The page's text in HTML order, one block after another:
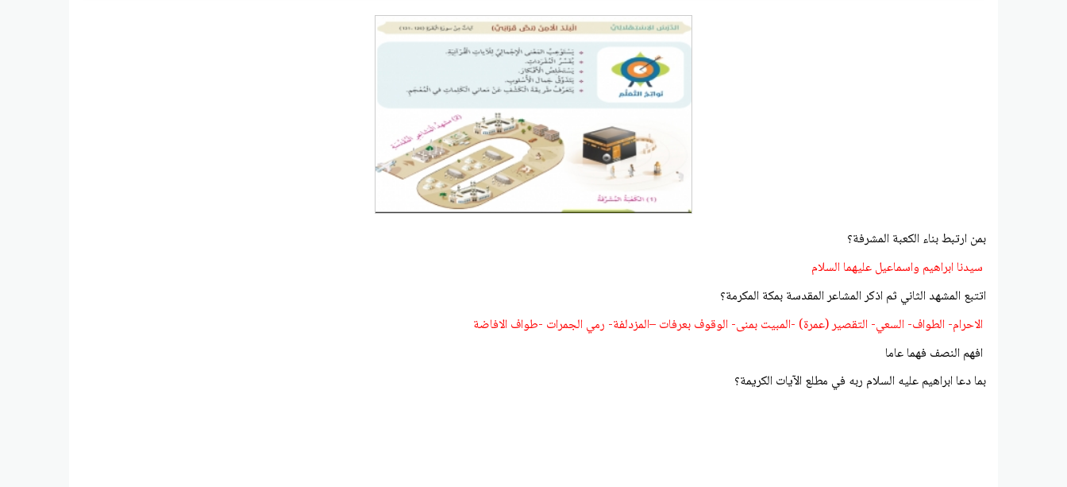
بمن ارتبط بناء الكعبة المشرفة؟
سيدنا ابراهيم واسماعيل عليهما السلام
اتتبع المشهد الثاني ثم اذكر المشاعر المقدسة بمكة المكرمة؟
الاحرام- الطواف- السعي- التقصير (عمرة) -المبيت بمنى- الوقوف بعرفات –المزدلفة- رمي الجمرات -طواف الافاضة
افهم النصف فهما عاما
بما دعا ابراهيم عليه السلام ربه في مطلع الآيات الكريمة؟